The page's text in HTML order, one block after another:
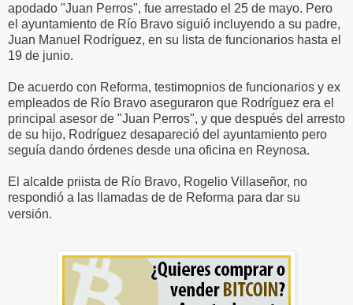
apodado "Juan Perros", fue arrestado el 25 de mayo. Pero
el ayuntamiento de Río Bravo siguió incluyendo a su padre,
Juan Manuel Rodríguez, en su lista de funcionarios hasta el
19 de junio.
De acuerdo con Reforma, testimopnios de funcionarios y ex
empleados de Río Bravo aseguraron que Rodríguez era el
principal asesor de "Juan Perros", y que después del arresto
de su hijo, Rodríguez desapareció del ayuntamiento pero
seguía dando órdenes desde una oficina en Reynosa.
El alcalde priista de Río Bravo, Rogelio Villaseñor, no
respondió a las llamadas de de Reforma para dar su
versión.